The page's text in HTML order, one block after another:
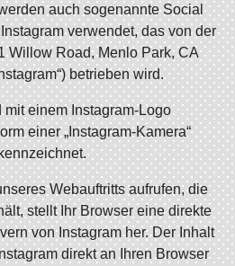
auch sogenannte Social
verwendet, das von der
Willow Road, Menlo Park, CA
betrieben wird.
einem Instagram-Logo
einer „Instagram-Kamera“
Webauftritts aufrufen, die
stellt Ihr Browser eine direkte
von Instagram her. Der Inhalt
direkt an Ihren Browser